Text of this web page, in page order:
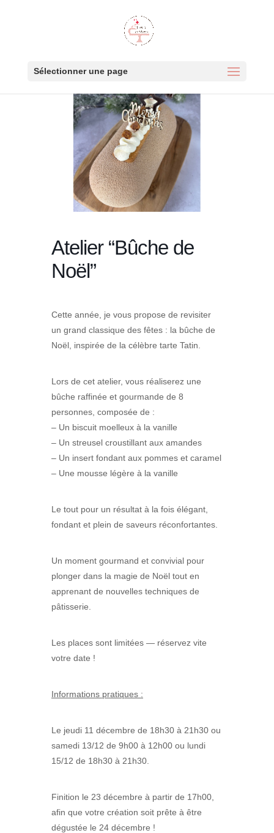
Sélectionner une page
Atelier “Bûche de
Noël”
Cette année, je vous propose de revisiter
un grand classique des fêtes : la bûche de
Noël, inspirée de la célèbre tarte Tatin.
Lors de cet atelier, vous réaliserez une
bûche raffinée et gourmande de 8
personnes, composée de :
– Un biscuit moelleux à la vanille
– Un streusel croustillant aux amandes
– Un insert fondant aux pommes et caramel
– Une mousse légère à la vanille
Le tout pour un résultat à la fois élégant,
fondant et plein de saveurs réconfortantes.
Un moment gourmand et convivial pour
plonger dans la magie de Noël tout en
apprenant de nouvelles techniques de
pâtisserie.
Les places sont limitées — réservez vite
votre date !
Informations pratiques :
Le jeudi 11 décembre de 18h30 à 21h30 ou
samedi 13/12 de 9h00 à 12h00 ou lundi
15/12 de 18h30 à 21h30.
Finition le 23 décembre à partir de 17h00,
afin que votre création soit prête à être
dégustée le 24 décembre !